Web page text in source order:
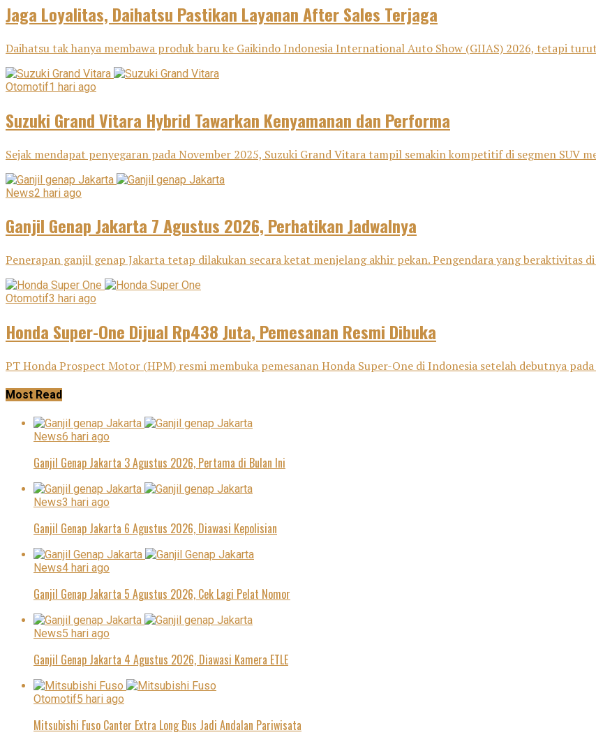
Jaga Loyalitas, Daihatsu Pastikan Layanan After Sales Terjaga
Daihatsu tak hanya membawa produk baru ke Gaikindo Indonesia International Auto Show (GIIAS) 2026, tetapi
Otomotif1 hari ago
Suzuki Grand Vitara Hybrid Tawarkan Kenyamanan dan Performa
Sejak mendapat penyegaran pada November 2025, Suzuki Grand Vitara tampil semakin kompetitif di segmen SUV
News2 hari ago
Ganjil Genap Jakarta 7 Agustus 2026, Perhatikan Jadwalnya
Penerapan ganjil genap Jakarta tetap dilakukan secara ketat menjelang akhir pekan. Pengendara yang beraktivitas
Otomotif3 hari ago
Honda Super-One Dijual Rp438 Juta, Pemesanan Resmi Dibuka
PT Honda Prospect Motor (HPM) resmi membuka pemesanan Honda Super-One di Indonesia setelah debutnya
Most Read
News6 hari ago
Ganjil Genap Jakarta 3 Agustus 2026, Pertama di Bulan Ini
News3 hari ago
Ganjil Genap Jakarta 6 Agustus 2026, Diawasi Kepolisian
News4 hari ago
Ganjil Genap Jakarta 5 Agustus 2026, Cek Lagi Pelat Nomor
News5 hari ago
Ganjil Genap Jakarta 4 Agustus 2026, Diawasi Kamera ETLE
Otomotif5 hari ago
Mitsubishi Fuso Canter Extra Long Bus Jadi Andalan Pariwisata